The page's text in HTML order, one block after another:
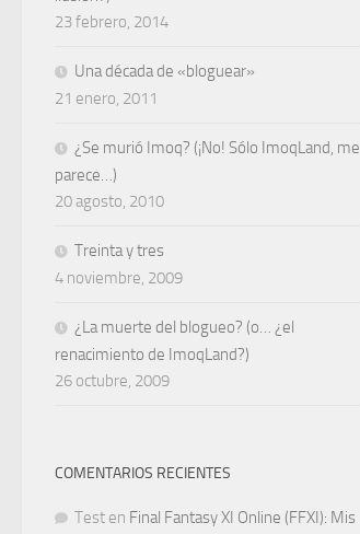
23 febrero, 2014
Una década de «bloguear»
21 enero, 2011
¿Se murió Imoq? (¡No! Sólo ImoqLand, me
parece…)
20 agosto, 2010
Treinta y tres
4 noviembre, 2009
¿La muerte del blogueo? (o… ¿el
renacimiento de ImoqLand?)
26 octubre, 2009
COMENTARIOS RECIENTES
Test en Final Fantasy XI Online (FFXI): Mis